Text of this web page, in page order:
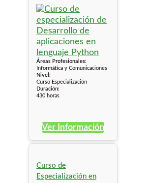
Áreas Profesionales:
Informática y Comunicaciones
Nivel:
Curso Especialización
Duración:
430 horas
Ver Información
Curso de
Especialización en